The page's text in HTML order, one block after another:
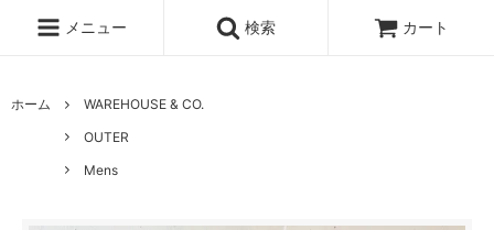
メニュー 検索 カート
ホーム
WAREHOUSE & CO.
OUTER
Mens